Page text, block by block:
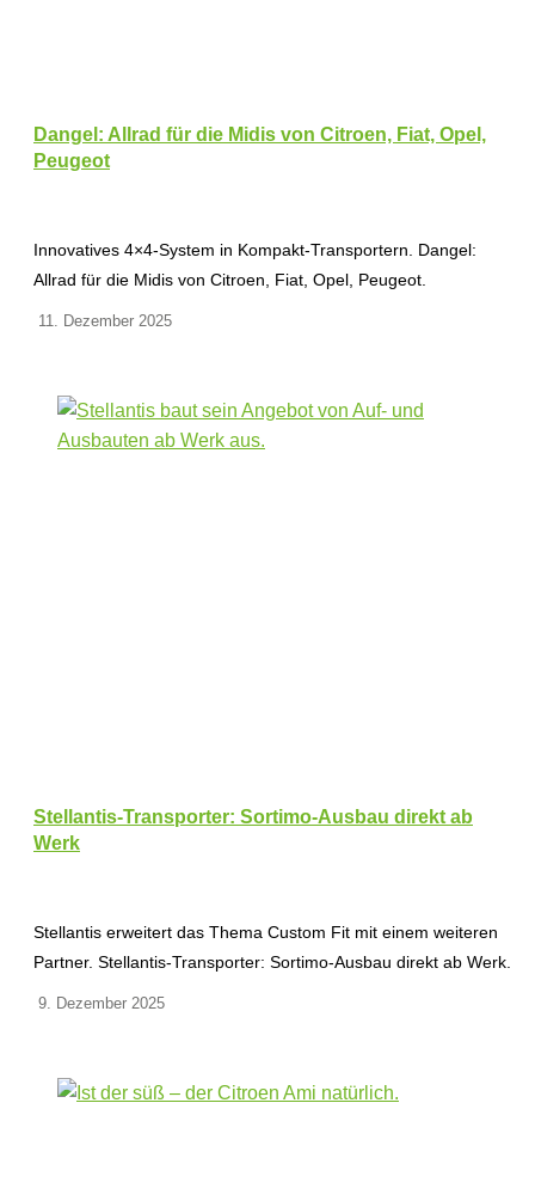
Dangel: Allrad für die Midis von Citroen, Fiat, Opel,
Peugeot
Innovatives 4×4-System in Kompakt-Transportern. Dangel:
Allrad für die Midis von Citroen, Fiat, Opel, Peugeot.
11. Dezember 2025
Stellantis-Transporter: Sortimo-Ausbau direkt ab
Werk
Stellantis erweitert das Thema Custom Fit mit einem weiteren
Partner. Stellantis-Transporter: Sortimo-Ausbau direkt ab Werk.
9. Dezember 2025